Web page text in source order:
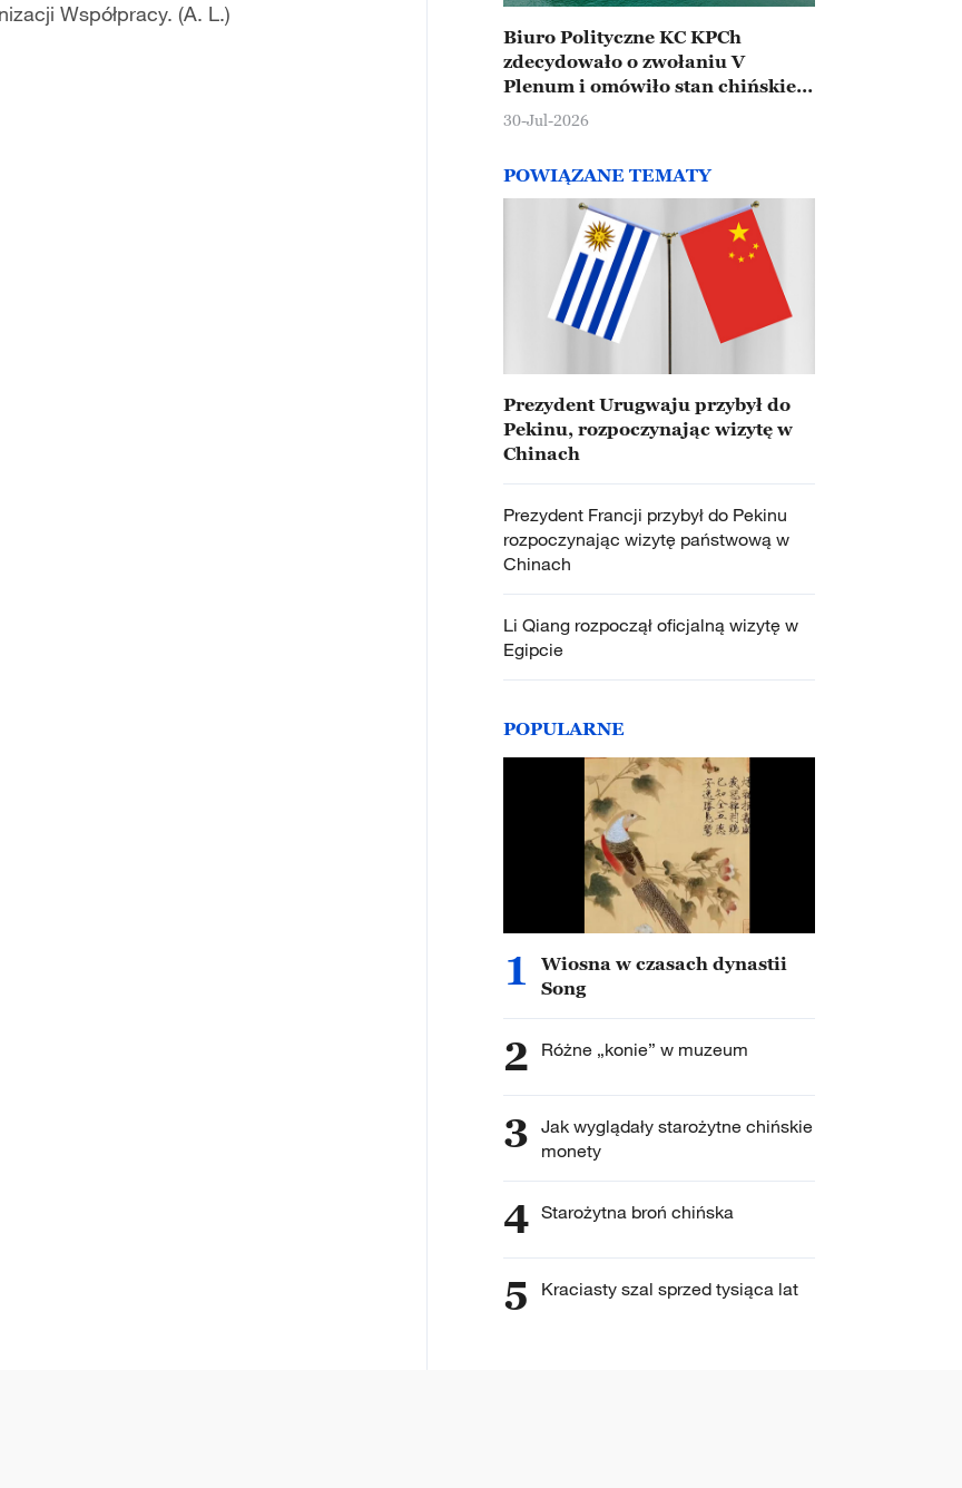
Współpracy. (A. L.)
Biuro Polityczne KC KPCh
zdecydowało o zwołaniu V
Plenum i omówiło stan chińskiej
gospodarki
30-Jul-2026
POWIĄZANE TEMATY
Prezydent Urugwaju przybył do
Pekinu, rozpoczynając wizytę w
Chinach
Prezydent Francji przybył do Pekinu
rozpoczynając wizytę państwową w
Chinach
Li Qiang rozpoczął oficjalną wizytę w
Egipcie
POPULARNE
1
Wiosna w czasach dynastii
Song
2 Różne „konie” w muzeum
3 Jak wyglądały starożytne chińskie
monety
4 Starożytna broń chińska
5 Kraciasty szal sprzed tysiąca lat